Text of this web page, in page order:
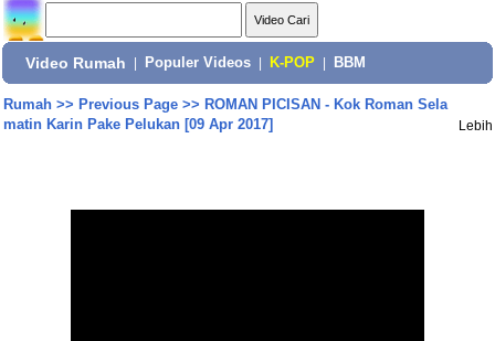
Video Rumah Populer Videos K-POP BBM
Rumah>> Previous Page>> ROMAN PICISAN - Kok Roman Sela
matin Karin Pake Pelukan [09 Apr 2017]
Lebih